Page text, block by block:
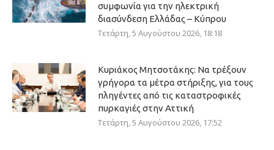
συμφωνία για την ηλεκτρική
διασύνδεση Ελλάδας – Κύπρου
Τετάρτη, 5 Αυγούστου 2026, 18:18
Κυριάκος Μητσοτάκης: Να τρέξουν
γρήγορα τα μέτρα στήριξης, για τους
πληγέντες από τις καταστροφικές
πυρκαγιές στην Αττική
Τετάρτη, 5 Αυγούστου 2026, 17:52